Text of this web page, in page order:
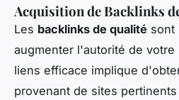
Acquisition de Backlinks
Les backlinks de qualité sont
augmenter l'autorité de
liens efficace implique
provenant de sites